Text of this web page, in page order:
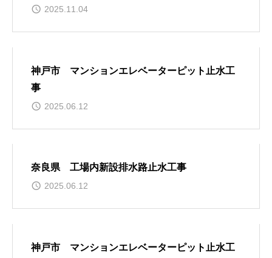
2025.11.04
神戸市 マンションエレベーターピット止水工
事
2025.06.12
奈良県 工場内新設排水路止水工事
2025.06.12
神戸市 マンションエレベーターピット止水工